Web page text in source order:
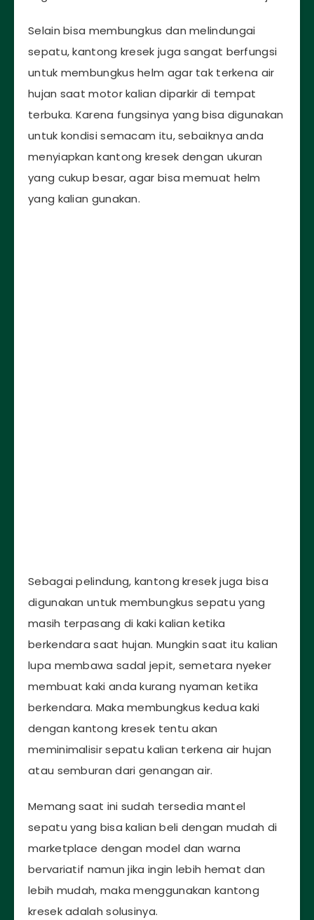
Selain bisa membungkus dan melindungai
sepatu, kantong kresek juga sangat berfungsi
untuk membungkus helm agar tak terkena air
hujan saat motor kalian diparkir di tempat
terbuka. Karena fungsinya yang bisa digunakan
untuk kondisi semacam itu, sebaiknya anda
menyiapkan kantong kresek dengan ukuran
yang cukup besar, agar bisa memuat helm
yang kalian gunakan.
Sebagai pelindung, kantong kresek juga bisa
digunakan untuk membungkus sepatu yang
masih terpasang di kaki kalian ketika
berkendara saat hujan. Mungkin saat itu kalian
lupa membawa sadal jepit, semetara nyeker
membuat kaki anda kurang nyaman ketika
berkendara. Maka membungkus kedua kaki
dengan kantong kresek tentu akan
meminimalisir sepatu kalian terkena air hujan
atau semburan dari genangan air.
Memang saat ini sudah tersedia mantel
sepatu yang bisa kalian beli dengan mudah di
marketplace dengan model dan warna
bervariatif namun jika ingin lebih hemat dan
lebih mudah, maka menggunakan kantong
kresek adalah solusinya.